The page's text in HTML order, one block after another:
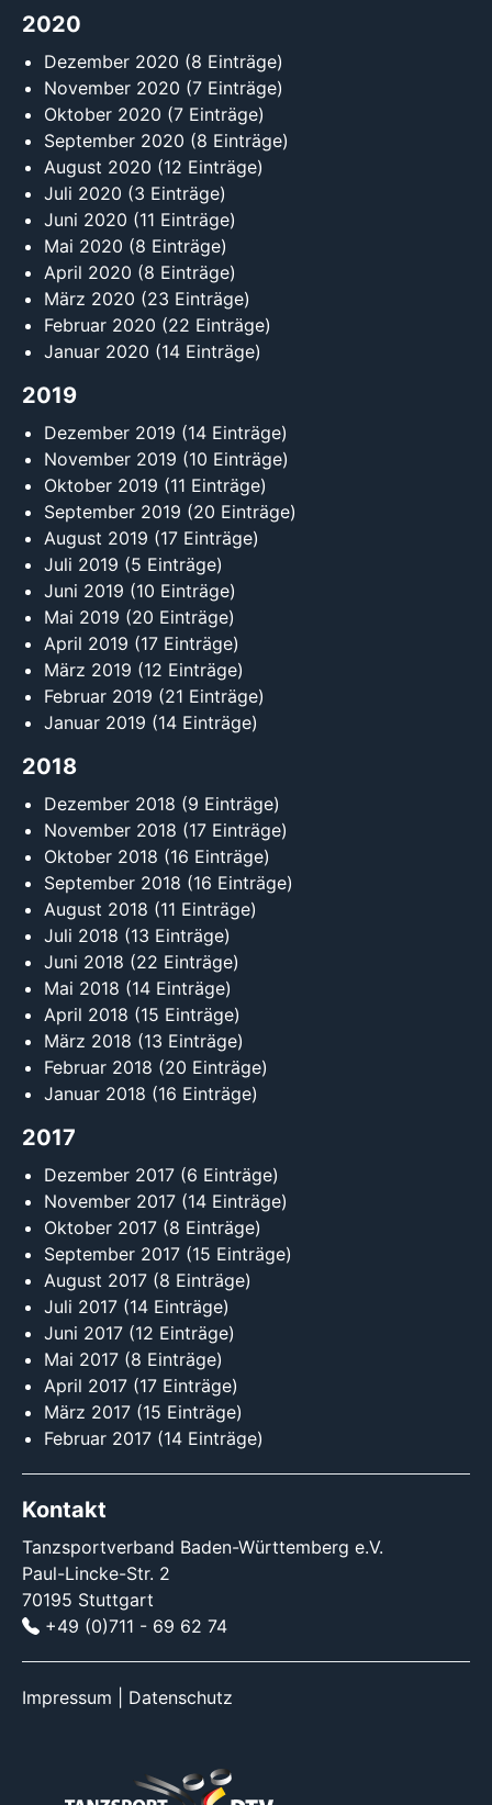
2020
Dezember 2020 (8 Einträge)
November 2020 (7 Einträge)
Oktober 2020 (7 Einträge)
September 2020 (8 Einträge)
August 2020 (12 Einträge)
Juli 2020 (3 Einträge)
Juni 2020 (11 Einträge)
Mai 2020 (8 Einträge)
April 2020 (8 Einträge)
März 2020 (23 Einträge)
Februar 2020 (22 Einträge)
Januar 2020 (14 Einträge)
2019
Dezember 2019 (14 Einträge)
November 2019 (10 Einträge)
Oktober 2019 (11 Einträge)
September 2019 (20 Einträge)
August 2019 (17 Einträge)
Juli 2019 (5 Einträge)
Juni 2019 (10 Einträge)
Mai 2019 (20 Einträge)
April 2019 (17 Einträge)
März 2019 (12 Einträge)
Februar 2019 (21 Einträge)
Januar 2019 (14 Einträge)
2018
Dezember 2018 (9 Einträge)
November 2018 (17 Einträge)
Oktober 2018 (16 Einträge)
September 2018 (16 Einträge)
August 2018 (11 Einträge)
Juli 2018 (13 Einträge)
Juni 2018 (22 Einträge)
Mai 2018 (14 Einträge)
April 2018 (15 Einträge)
März 2018 (13 Einträge)
Februar 2018 (20 Einträge)
Januar 2018 (16 Einträge)
2017
Dezember 2017 (6 Einträge)
November 2017 (14 Einträge)
Oktober 2017 (8 Einträge)
September 2017 (15 Einträge)
August 2017 (8 Einträge)
Juli 2017 (14 Einträge)
Juni 2017 (12 Einträge)
Mai 2017 (8 Einträge)
April 2017 (17 Einträge)
März 2017 (15 Einträge)
Februar 2017 (14 Einträge)
Kontakt
Tanzsportverband Baden-Württemberg e.V.
Paul-Lincke-Str. 2
70195 Stuttgart
+49 (0)711 - 69 62 74
Impressum Datenschutz